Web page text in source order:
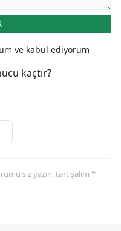
ve kabul ediyorum
kaçtır?
siz yazın, tartışalım *